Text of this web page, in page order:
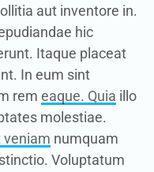
aut inventore in.
hic
Itaque placeat
In eum sint
rem eaque. Quia illo
molestiae.
numquam
Voluptatum